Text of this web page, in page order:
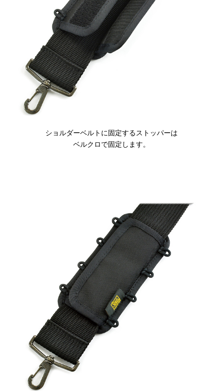
ショルダーベルトに固定するストッパーは
ベルクロで固定します。